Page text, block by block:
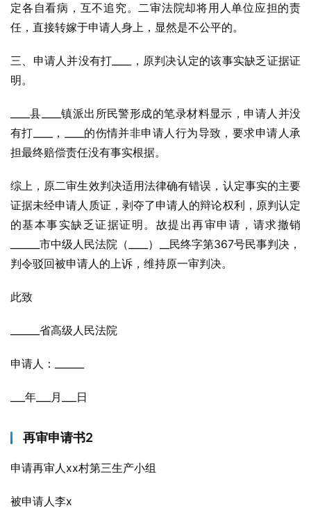
定各自看病，互不追究。二审法院却将用人单位应担的责
任，直接转嫁于申请人身上，显然是不公平的。
三、申请人并没有打____，原判决认定的该事实缺乏证据证
明。
____县____镇派出所民警形成的笔录材料显示，申请人并没
有打____，____的伤情并非申请人行为导致，要求申请人承
担最终赔偿责任没有事实根据。
综上，原二审生效判决适用法律确有错误，认定事实的主要
证据未经申请人质证，剥夺了申请人的辩论权利，原判认定
的基本事实缺乏证据证明。故提出再审申请，请求撤销
______市中级人民法院（____）__民终字第367号民事判决，
判令驳回被申请人的上诉，维持原一审判决。
此致
______省高级人民法院
申请人：______
___年___月___日
再审申请书2
申请再审人xx村第三生产小组
被申请人李x